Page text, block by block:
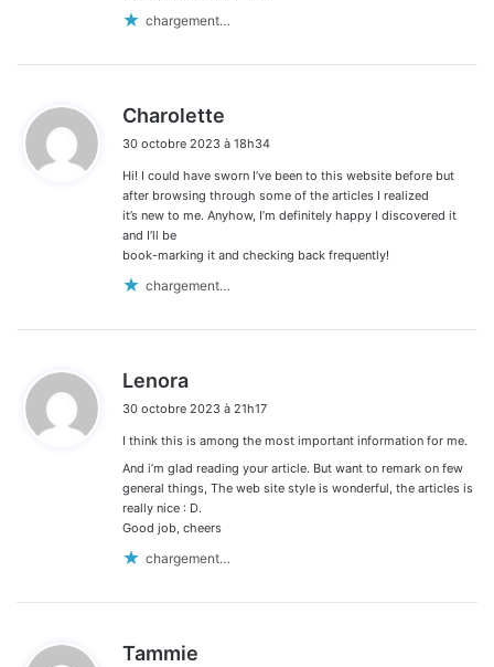
chargement…
Charolette
t
:
30 octobre 2023 à 18h34
Hi! I could have sworn I’ve been to this website before but
after browsing through some of the articles I realized
it’s new to me. Anyhow, I’m definitely happy I discovered it
and I’ll be
book-marking it and checking back frequently!
chargement…
Lenora
t
30 octobre 2023 à 21h17
I think this is among the most important information for me.
And i’m glad reading your article. But want to remark on few
general things, The web site style is wonderful, the articles is
really nice : D.
Good job, cheers
chargement…
Tammie